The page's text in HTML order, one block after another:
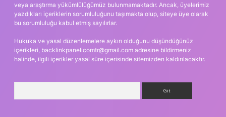
veya araştırma yükümlülüğümüz bulunmamaktadır. Ancak, üyelerimiz
yazdıkları içeriklerin sorumluluğunu taşımakta olup, siteye üye olarak
bu sorumluluğu kabul etmiş sayılırlar.
Hukuka ve yasal düzenlemelere aykırı olduğunu düşündüğünüz
içerikleri, backlinkpanelicomtr@gmail.com adresine bildirmeniz
halinde, ilgili içerikler yasal süre içerisinde sitemizden kaldırılacaktır.